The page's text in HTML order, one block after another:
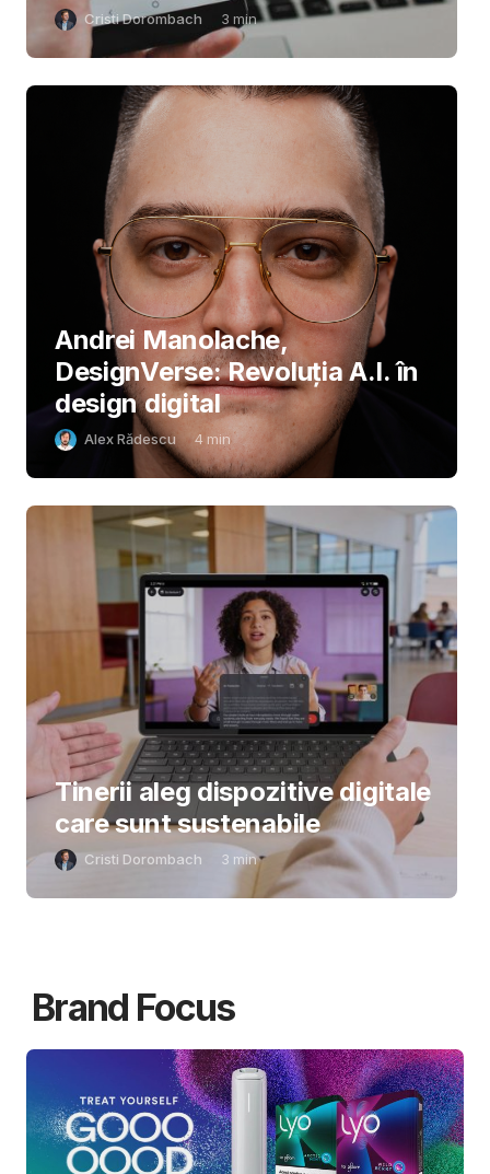
Cristi Dorombach 3 min
Andrei Manolache,
DesignVerse: Revoluția A.I. în
design digital
Alex Rădescu 4 min
Tinerii aleg dispozitive digitale
care sunt sustenabile
Cristi Dorombach 3 min
Brand Focus